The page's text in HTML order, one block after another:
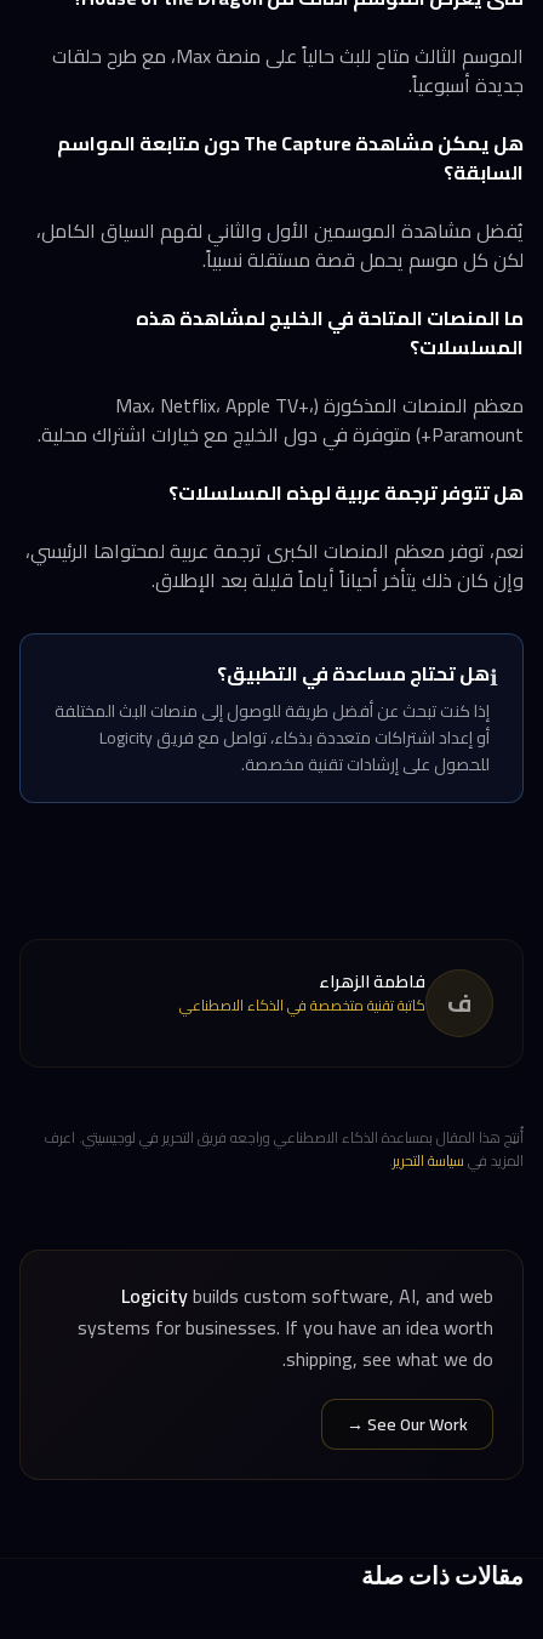
الموسم الثالث متاح للبث حالياً على منصة Max، مع طرح حلقات
جديدة أسبوعياً.
هل يمكن مشاهدة The Capture دون متابعة المواسم
السابقة؟
يُفضل مشاهدة الموسمين الأول والثاني لفهم السياق الكامل،
لكن كل موسم يحمل قصة مستقلة نسبياً.
ما المنصات المتاحة في الخليج لمشاهدة هذه
المسلسلات؟
معظم المنصات المذكورة (Max، Netflix، Apple TV+،
Paramount+) متوفرة في دول الخليج مع خيارات اشتراك محلية.
هل تتوفر ترجمة عربية لهذه المسلسلات؟
نعم، توفر معظم المنصات الكبرى ترجمة عربية لمحتواها الرئيسي،
وإن كان ذلك يتأخر أحياناً أياماً قليلة بعد الإطلاق.
ℹ️هل تحتاج مساعدة في التطبيق؟
إذا كنت تبحث عن أفضل طريقة للوصول إلى منصات البث المختلفة
أو إعداد اشتراكات متعددة بذكاء، تواصل مع فريق Logicity
للحصول على إرشادات تقنية مخصصة.
ف فاطمة الزهراء
كاتبة تقنية متخصصة في الذكاء الاصطناعي
أُنتِج هذا المقال بمساعدة الذكاء الاصطناعي وراجعه فريق التحرير في لوجيسيتي. اعرف
المزيد فيسياسة التحرير.
Logicitybuilds custom software, AI, and web
systems for businesses. If you have an idea worth
shipping, see what we do.
See Our Work →
مقالات ذات صلة